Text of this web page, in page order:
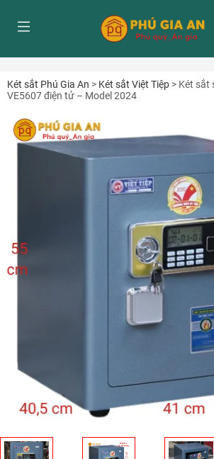
Két sắt Phú Gia An > Két sắt Việt Tiệp > Két sắt
VE5607 điện tử – Model 2024